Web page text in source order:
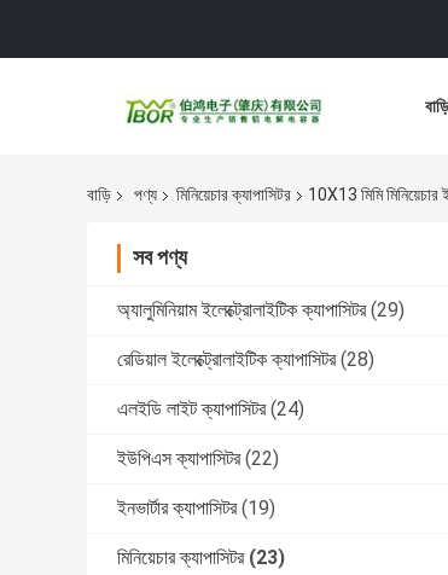
বাড়ি
বাড়ি পণ্য মিনিয়েচার ক্যাপাসিটর 10X13 মিমি
সব পণ্য
অ্যালুমিনিয়াম ইলেক্ট্রোলাইটিক ক্যাপাসিটর (29)
রেডিয়াল ইলেক্ট্রোলাইটিক ক্যাপাসিটর (28)
এলইডি লাইট ক্যাপাসিটর (24)
ইউপিএস ক্যাপাসিটর (22)
ইনভার্টার ক্যাপাসিটর (19)
মিনিয়েচার ক্যাপাসিটর (23)